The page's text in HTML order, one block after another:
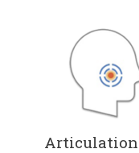
Articulation